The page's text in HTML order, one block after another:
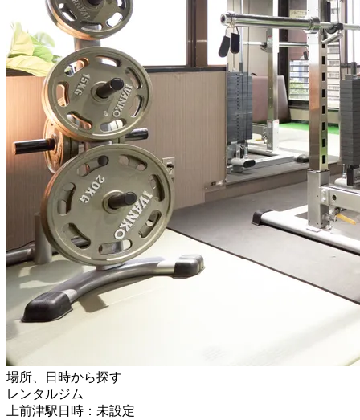
場所、日時から探す
レンタルジム
上前津駅日時：未設定